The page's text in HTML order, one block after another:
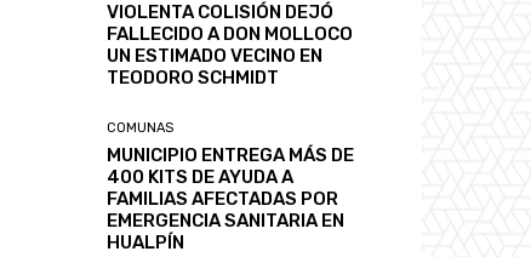
VIOLENTA COLISIÓN DEJÓ
FALLECIDO A DON MOLLOCO
UN ESTIMADO VECINO EN
TEODORO SCHMIDT
COMUNAS
MUNICIPIO ENTREGA MÁS DE
400 KITS DE AYUDA A
FAMILIAS AFECTADAS POR
EMERGENCIA SANITARIA EN
HUALPÍN